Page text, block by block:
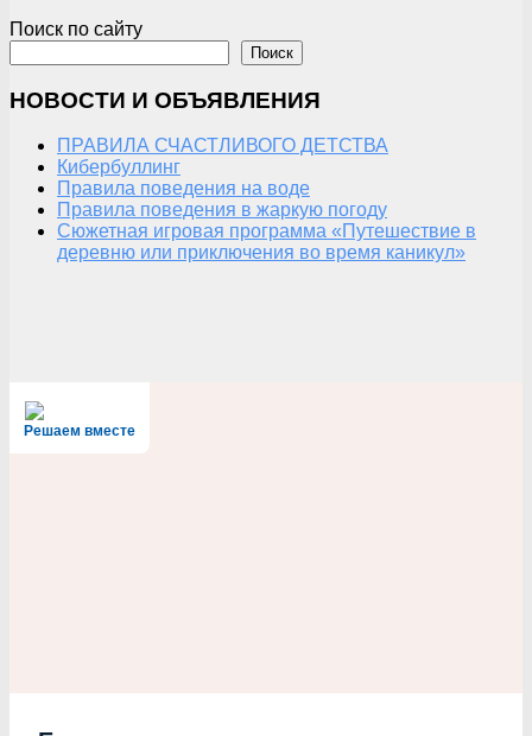
Поиск по сайту
Поиск
НОВОСТИ И ОБЪЯВЛЕНИЯ
ПРАВИЛА СЧАСТЛИВОГО ДЕТСТВА
Кибербуллинг
Правила поведения на воде
Правила поведения в жаркую погоду
Сюжетная игровая программа «Путешествие в
деревню или приключения во время каникул»
Решаем вместе